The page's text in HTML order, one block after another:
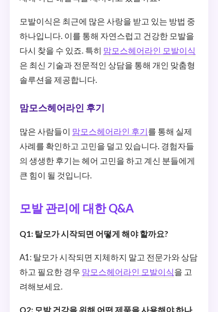
모발이식은 최근에 많은 사랑을 받고 있는 방법 중
하나입니다. 이를 통해 자연스럽고 건강한 모발을
다시 찾을 수 있죠. 특히 맘모스헤어라인 모발이식
은 최신 기술과 전문적인 상담을 통해 개인 맞춤형
솔루션을 제공합니다.
맘모스헤어라인 후기
많은 사람들이 맘모스헤어라인 후기를 통해 실제
사례를 확인하고 고민을 덜고 있습니다. 경험자들
의 생생한 후기는 헤어 고민을 하고 계신 분들에게
큰 힘이 될 것입니다.
모발 관리에 대한 Q&A
Q1: 탈모가 시작되면 어떻게 해야 할까요?
A1: 탈모가 시작되면 지체하지 말고 전문가와 상담
하고 필요한 경우 맘모스헤어라인 모발이식을 고
려해보세요.
Q2: 모발 건강을 위해 어떤 제품을 사용해야 하나